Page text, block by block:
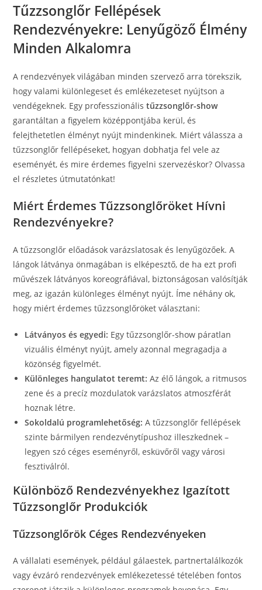
Tűzzsonglőr Fellépések
Rendezvényekre: Lenyűgöző Élmény
Minden Alkalomra
A rendezvények világában minden szervező arra törekszik,
hogy valami különlegeset és emlékezeteset nyújtson a
vendégeknek. Egy professzionálistűzzsonglőr-show
garantáltan a figyelem középpontjába kerül, és
felejthetetlen élményt nyújt mindenkinek. Miért válassza a
tűzzsonglőr fellépéseket, hogyan dobhatja fel vele az
eseményét, és mire érdemes figyelni szervezéskor? Olvassa
el részletes útmutatónkat!
Miért Érdemes Tűzzsonglőröket Hívni
Rendezvényekre?
A tűzzsonglőr előadások varázslatosak és lenyűgözőek. A
lángok látványa önmagában is elképesztő, de ha ezt profi
művészek látványos koreográfiával, biztonságosan valósítják
meg, az igazán különleges élményt nyújt. Íme néhány ok,
hogy miért érdemes tűzzsonglőröket választani:
Látványos és egyedi: Egy tűzzsonglőr-show páratlan
vizuális élményt nyújt, amely azonnal megragadja a
közönség figyelmét.
Különleges hangulatot teremt: Az élő lángok, a ritmusos
zene és a precíz mozdulatok varázslatos atmoszférát
hoznak létre.
Sokoldalú programlehetőség: A tűzzsonglőr fellépések
szinte bármilyen rendezvénytípushoz illeszkednek –
legyen szó céges eseményről, esküvőről vagy városi
fesztiválról.
Különböző Rendezvényekhez Igazított
Tűzzsonglőr Produkciók
Tűzzsonglőrök Céges Rendezvényeken
A vállalati események, például gálaestek, partnertalálkozók
vagy évzáró rendezvények emlékezetessé tételében fontos